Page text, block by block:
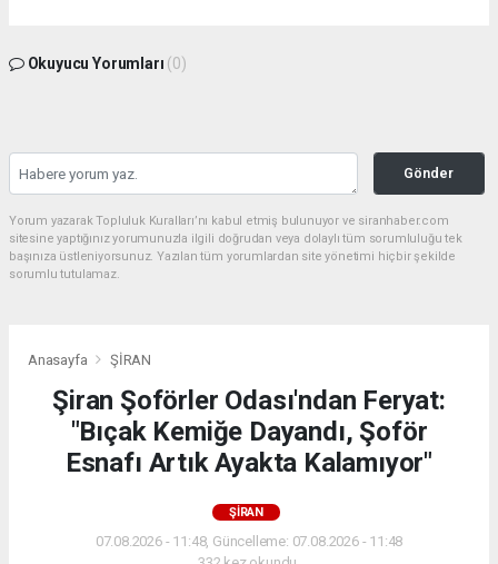
Okuyucu Yorumları (0)
Gönder
Yorum yazarak Topluluk Kuralları’nı kabul etmiş bulunuyor ve siranhaber.com
sitesine yaptığınız yorumunuzla ilgili doğrudan veya dolaylı tüm sorumluluğu tek
başınıza üstleniyorsunuz. Yazılan tüm yorumlardan site yönetimi hiçbir şekilde
sorumlu tutulamaz.
Anasayfa ŞİRAN
Şiran Şoförler Odası'ndan Feryat:
"Bıçak Kemiğe Dayandı, Şoför
Esnafı Artık Ayakta Kalamıyor"
ŞİRAN
07.08.2026 - 11:48, Güncelleme: 07.08.2026 - 11:48